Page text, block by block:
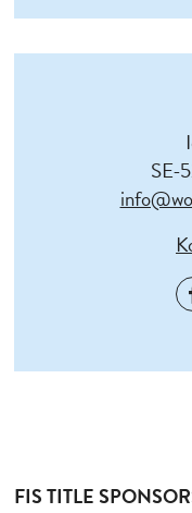
SE-
FIS TITLE